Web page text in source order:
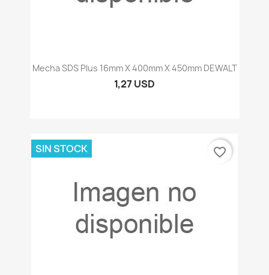
Mecha SDS Plus 16mm X 400mm X 450mm DEWALT
1,27 USD
SIN STOCK favorite_border